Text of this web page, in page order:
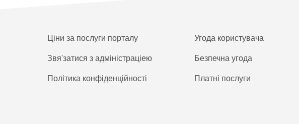
Ціни за послуги порталу
Звя'затися з адміністраціею
Політика конфіденційності
Угода користувача
Безпечна угода
Платнi послуги